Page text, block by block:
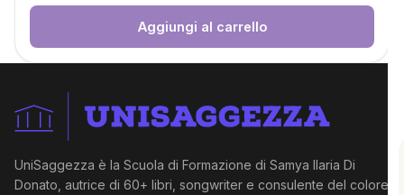
Aggiungi al carrello
UniSaggezza è la Scuola di Formazione di Samya Ilaria Di
Donato, autrice di 60+ libri, songwriter e consulente del colore